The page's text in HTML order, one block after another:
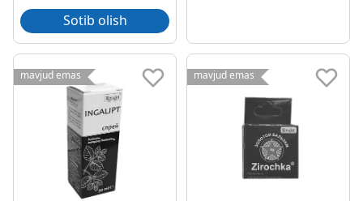
Sotib olish
mavjud emas mavjud emas